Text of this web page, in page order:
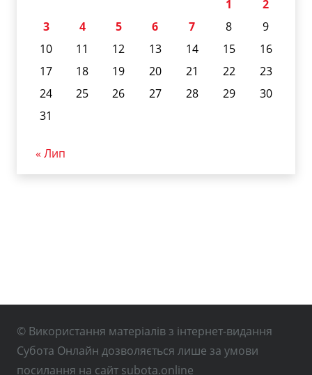
1
2
3
4 5 6 7 8
9
10
11 12 13 14 15
16
17
18 19 20 21 22
23
24
25 26 27 28 29
30
31
« Лип
© Використання матеріалів з інтернет-видання
Субота Онлайн дозволяється лише за умови
посилання на сайт subota.online